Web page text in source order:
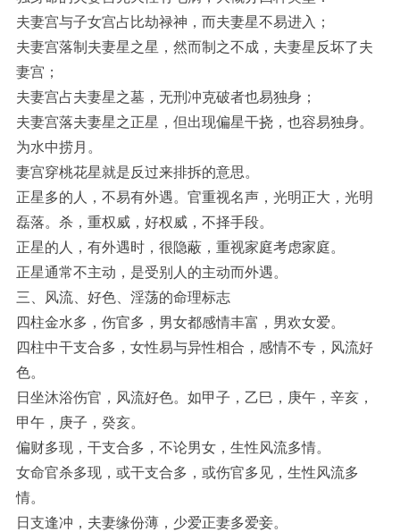
夫妻宫与子女宫占比劫禄神，而夫妻星不易进入；
夫妻宫落制夫妻星之星，然而制之不成，夫妻星反坏了夫
妻宫；
夫妻宫占夫妻星之墓，无刑冲克破者也易独身；
夫妻宫落夫妻星之正星，但出现偏星干挠，也容易独身。
为水中捞月。
妻宫穿桃花星就是反过来排拆的意思。
正星多的人，不易有外遇。官重视名声，光明正大，光明
磊落。杀，重权威，好权威，不择手段。
正星的人，有外遇时，很隐蔽，重视家庭考虑家庭。
正星通常不主动，是受别人的主动而外遇。
三、风流、好色、淫荡的命理标志
四柱金水多，伤官多，男女都感情丰富，男欢女爱。
四柱中干支合多，女性易与异性相合，感情不专，风流好
色。
日坐沐浴伤官，风流好色。如甲子，乙巳，庚午，辛亥，
甲午，庚子，癸亥。
偏财多现，干支合多，不论男女，生性风流多情。
女命官杀多现，或干支合多，或伤官多见，生性风流多
情。
日支逢冲，夫妻缘份薄，少爱正妻多爱妾。